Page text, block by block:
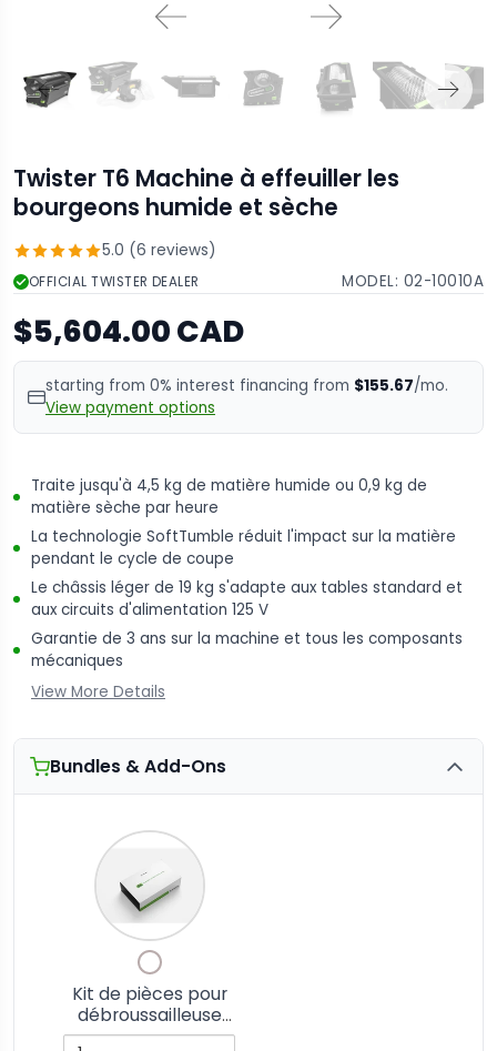
Twister T6 Machine à effeuiller les
bourgeons humide et sèche
5.0 (6 reviews)
OFFICIAL TWISTER DEALER MODEL: 02-10010A
$5,604.00 CAD
starting from 0% interest financing from $155.67/mo.
View payment options
Traite jusqu'à 4,5 kg de matière humide ou 0,9 kg de
matière sèche par heure
La technologie SoftTumble réduit l'impact sur la matière
pendant le cycle de coupe
Le châssis léger de 19 kg s'adapte aux tables standard et
aux circuits d'alimentation 125 V
Garantie de 3 ans sur la machine et tous les composants
mécaniques
View More Details
Bundles & Add-Ons
Checkbox
for
Kit
de
Kit de pièces pour
débroussailleuse
Twister T6
Quantity
of
Kit
de
pièces
pour
débroussailleuse